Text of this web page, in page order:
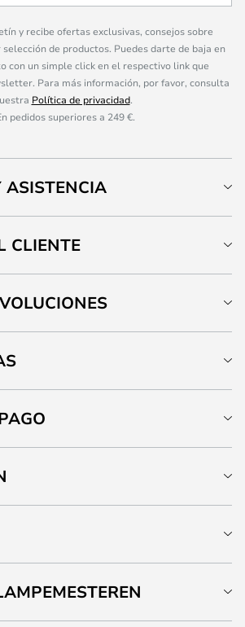
y recibe ofertas exclusivas, consejos sobre
de productos. Puedes darte de baja en
con un simple click en el respectivo link que
Para más información, por favor, consulta
Política de privacidad.
pedidos superiores a 249 €.
ASISTENCIA
CLIENTE